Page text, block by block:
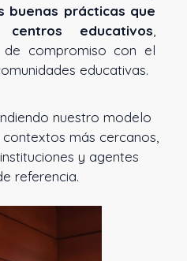
buenas prácticas que
educativos
compromiso con el
educativas.
nuestro modelo
más cercanos,
y agentes
referencia.